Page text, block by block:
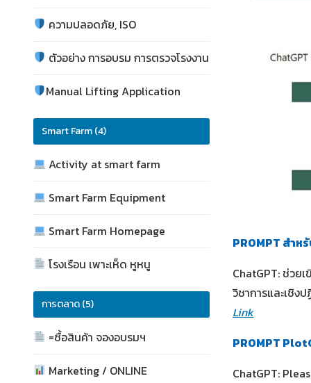
ความปลอดภัย, ISO
ตัวอย่าง การอบรม การตรวจโรงงาน
Manual Lifting Application
Smart Farm (4)
Activity at smart farm
Smart Farm Equipment
Smart Farm Homepage
โรงเรือน เพาะเห็ด หูหนู
การตลาด (5)
=ซื้อสินค้า จองอบรมฯ
Marketing / ONLINE
PROMPT สำ
ChatGPT: ช่วย
วิชาการและเชิ
Link
PROMPT
ChatGPT: